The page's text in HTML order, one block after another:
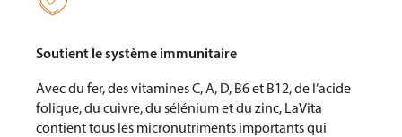
Soutient le système immunitaire
Avec du fer, des vitamines C, A, D, B6 et B12, de l’acide
folique, du cuivre, du sélénium et du zinc, LaVita
contient tous les micronutriments importants qui